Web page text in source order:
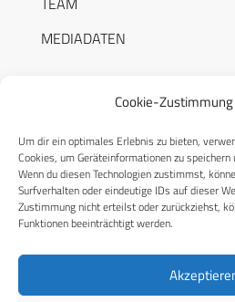
Cookie-
Um dir ein optimales Erlebnis zu bieten,
Cookies, um Geräteinformationen zu
Wenn du diesen Technologien zustimmst,
Surfverhalten oder eindeutige IDs auf dieser
Zustimmung nicht erteilst oder zurückziehst,
Funktionen beeinträchtigt werden.
MEDIADATEN
RECHTLICHES
Datenschutzerklärung
Cookie-Richtlinie (EU)